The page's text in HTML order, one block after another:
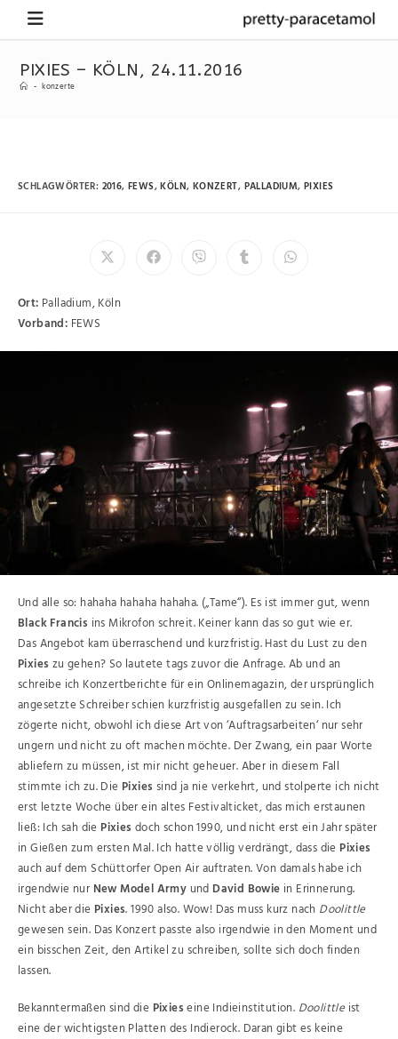
PIXIES – KÖLN, 24.11.2016
- konzerte
SCHLAGWÖRTER: 2016, FEWS,KÖLN, KONZERT, PALLADIUM, PIXIES
Ort: Palladium, Köln
Vorband: FEWS
Und alle so: hahaha hahaha hahaha. („Tame“). Es ist immer gut, wenn
Black Francis ins Mikrofon schreit. Keiner kann das so gut wie er.
Das Angebot kam überraschend und kurzfristig. Hast du Lust zu den
Pixies zu gehen? So lautete tags zuvor die Anfrage. Ab und an
schreibe ich Konzertberichte für ein Onlinemagazin, der ursprünglich
angesetzte Schreiber schien kurzfristig ausgefallen zu sein. Ich
zögerte nicht, obwohl ich diese Art von ‘Auftragsarbeiten‘ nur sehr
ungern und nicht zu oft machen möchte. Der Zwang, ein paar Worte
abliefern zu müssen, ist mir nicht geheuer. Aber in diesem Fall
stimmte ich zu. Die Pixies sind ja nie verkehrt, und stolperte ich nicht
erst letzte Woche über ein altes Festivalticket, das mich erstaunen
ließ: Ich sah die Pixies doch schon 1990, und nicht erst ein Jahr später
in Gießen zum ersten Mal. Ich hatte völlig verdrängt, dass die Pixies
auch auf dem Schüttorfer Open Air auftraten. Von damals habe ich
irgendwie nur New Model Army und David Bowie in Erinnerung.
Nicht aber die Pixies. 1990 also. Wow! Das muss kurz nach Doolittle
gewesen sein. Das Konzert passte also irgendwie in den Moment und
ein bisschen Zeit, den Artikel zu schreiben, sollte sich doch finden
lassen.
Bekanntermaßen sind die Pixieseine Indieinstitution. Doolittleist
eine der wichtigsten Platten des Indierock. Daran gibt es keine